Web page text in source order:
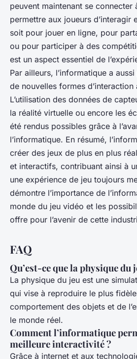
peuvent maintenant se connecter
permettre aux joueurs d’interagir
soit pour jouer en ligne, pour
ou pour participer à des
est un aspect essentiel de
Par ailleurs, l’informatique a
de nouvelles formes d’interaction
L’utilisation des données de
la réalité virtuelle ou encore les
été rendus possibles grâce à
l’informatique. En résumé,
créer des jeux de plus en plus
et interactifs, contribuant ainsi à
une expérience de jeu toujours
démontre l’importance de
monde du jeu vidéo et les
offre pour l’avenir de cette
FAQ
Qu’est-ce que la physique du
La physique du jeu est une
qui vise à reproduire le plus
comportement des objets et de
le monde réel.
Comment l’informatique
meilleure interactivité ?
Grâce à internet et aux